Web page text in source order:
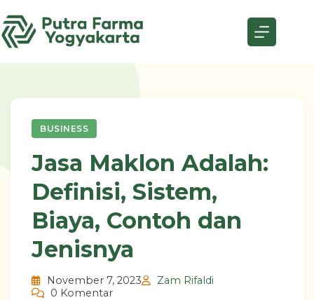
to
content
BUSINESS
Jasa Maklon Adalah:
Definisi, Sistem,
Biaya, Contoh dan
Jenisnya
November 7, 2023
Zam Rifaldi
0 Komentar